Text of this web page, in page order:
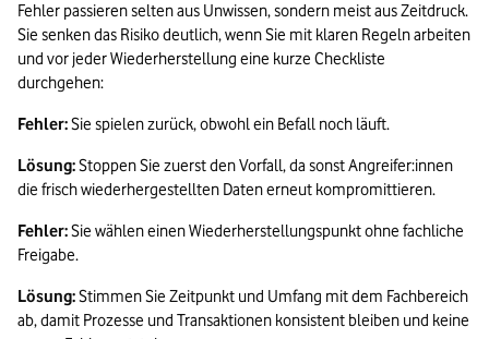
Fehler passieren selten aus Unwissen, sondern meist aus Zeitdruck.
Sie senken das Risiko deutlich, wenn Sie mit klaren Regeln arbeiten
und vor jeder Wiederherstellung eine kurze Checkliste
durchgehen:
Fehler: Sie spielen zurück, obwohl ein Befall noch läuft.
Lösung: Stoppen Sie zuerst den Vorfall, da sonst Angreifer:innen
die frisch wiederhergestellten Daten erneut kompromittieren.
Fehler: Sie wählen einen Wiederherstellungspunkt ohne fachliche
Freigabe.
Lösung: Stimmen Sie Zeitpunkt und Umfang mit dem Fachbereich
ab, damit Prozesse und Transaktionen konsistent bleiben und keine